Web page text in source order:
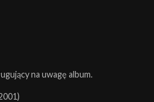
na uwagę album.